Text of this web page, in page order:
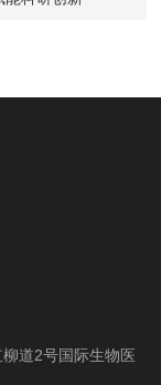
道2号国际生物医